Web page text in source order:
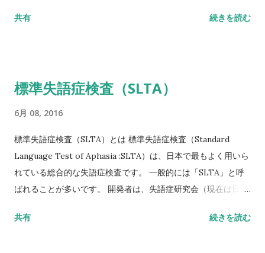
の脆弱性骨折（注3）があり、骨密度（注4）がYAMの80％未満
性骨折、軽微な外力とは、立った姿勢からの転倒か、それ以下
を確認することが望ましい。 注3 そのほかの脆弱性骨折：軽微
な外力によって発生した非外傷性骨折で、骨折部位は肋骨、骨
盤（恥骨、坐骨、仙骨を含む）上腕骨近位部、焼骨遠位端、下
腿骨。 注4 骨密度は原則として腰椎または大腿骨近位部骨密度
SD値を採用することとする。 腰椎においてはL1～L4またはL2
共有 続きを読む
標準失語症検査（SLTA）
6月 08, 2016
標準失語症検査（SLTA）とは 標準失語症検査（Standard
Language Test of Aphasia :SLTA）は、日本で最もよく用いら
れている総合的な失語症検査です。 一般的には「SLTA」と呼
ばれることが多いです。 開発者は、失語症研究会（現在は日本
れ、最終試案は失語症者200人・非失語症者150人のデータをも
共有 続きを読む